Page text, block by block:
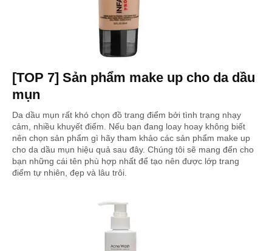
[TOP 7] Sản phẩm make up cho da dầu
mụn
Da dầu mụn rất khó chọn đồ trang điểm bởi tình trạng nhạy
cảm, nhiều khuyết điểm. Nếu bạn đang loay hoay không biết
nên chọn sản phẩm gì hãy tham khảo các sản phẩm make up
cho da dầu mụn hiệu quả sau đây. Chúng tôi sẽ mang đến cho
bạn những cái tên phù hợp nhất để tạo nên được lớp trang
điểm tự nhiên, đẹp và lâu trôi.